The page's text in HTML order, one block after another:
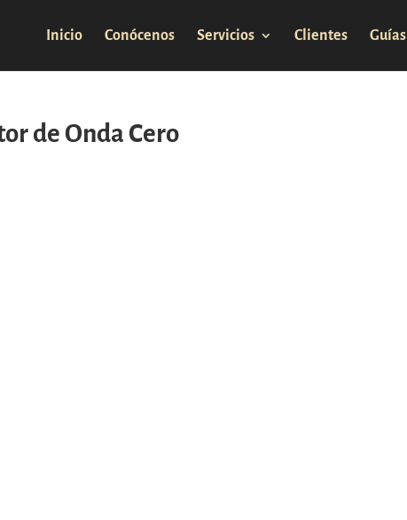
Inicio Conócenos Servicios Clientes Guías
de Onda Cero